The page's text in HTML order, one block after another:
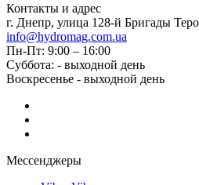
Контакты и адрес
г. Днепр, улица 128-й Бригады
info@hydromag.com.ua
Пн-Пт: 9:00 – 16:00
Суббота: - выходной день
Воскресенье - выходной день
Мессенджеры